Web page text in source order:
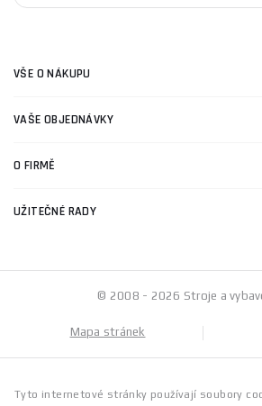
VŠE O NÁKUPU
VAŠE OBJEDNÁVKY
O FIRMĚ
UŽITEČNÉ RADY
© 2008 - 2026 Stroje a
Mapa stránek
Tyto internetové stránky používají soubory